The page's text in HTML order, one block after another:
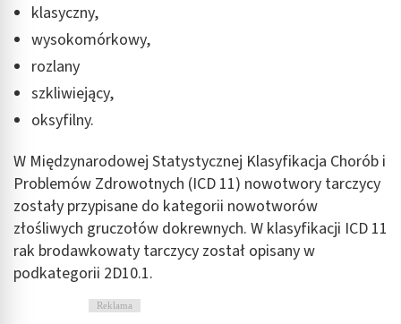
klasyczny,
wysokomórkowy,
rozlany
szkliwiejący,
oksyfilny.
W Międzynarodowej Statystycznej Klasyfikacja Chorób i
Problemów Zdrowotnych (ICD 11) nowotwory tarczycy
zostały przypisane do kategorii nowotworów
złośliwych gruczołów dokrewnych. W klasyfikacji ICD 11
rak brodawkowaty tarczycy został opisany w
podkategorii 2D10.1.
Reklama